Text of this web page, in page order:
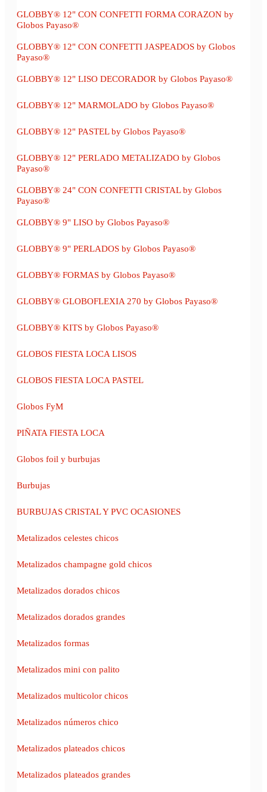
GLOBBY® 12" CON CONFETTI FORMA CORAZON by
Globos Payaso®
GLOBBY® 12" CON CONFETTI JASPEADOS by Globos
Payaso®
GLOBBY® 12" LISO DECORADOR by Globos Payaso®
GLOBBY® 12" MARMOLADO by Globos Payaso®
GLOBBY® 12" PASTEL by Globos Payaso®
GLOBBY® 12" PERLADO METALIZADO by Globos
Payaso®
GLOBBY® 24" CON CONFETTI CRISTAL by Globos
Payaso®
GLOBBY® 9" LISO by Globos Payaso®
GLOBBY® 9" PERLADOS by Globos Payaso®
GLOBBY® FORMAS by Globos Payaso®
GLOBBY® GLOBOFLEXIA 270 by Globos Payaso®
GLOBBY® KITS by Globos Payaso®
GLOBOS FIESTA LOCA LISOS
GLOBOS FIESTA LOCA PASTEL
Globos FyM
PIÑATA FIESTA LOCA
Globos foil y burbujas
Burbujas
BURBUJAS CRISTAL Y PVC OCASIONES
Metalizados celestes chicos
Metalizados champagne gold chicos
Metalizados dorados chicos
Metalizados dorados grandes
Metalizados formas
Metalizados mini con palito
Metalizados multicolor chicos
Metalizados números chico
Metalizados plateados chicos
Metalizados plateados grandes